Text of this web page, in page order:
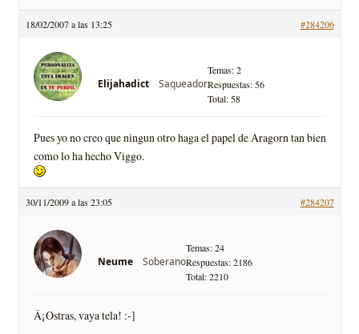
18/02/2007 a las 13:25 #284206
Elijahadict Saqueador
Temas: 2
Respuestas: 56
Total: 58
Pues yo no creo que ningun otro haga el papel de Aragorn tan bien
como lo ha hecho Viggo.
30/11/2009 a las 23:05 #284207
Neume Soberano
Temas: 24
Respuestas: 2186
Total: 2210
Â¡Ostras, vaya tela! :-]